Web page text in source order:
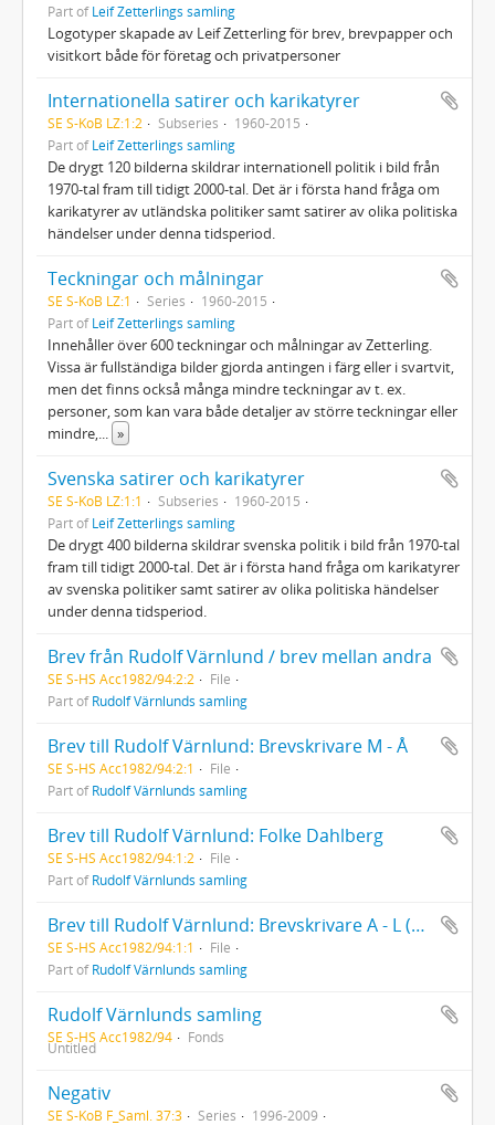
Part ofLeif Zetterlings samling
Logotyper skapade av Leif Zetterling för brev, brevpapper och
visitkort både för företag och privatpersoner
Internationella satirer och karikatyrer
SE S-KoB LZ:1:2 Subseries
1960-2015
Part ofLeif Zetterlings samling
De drygt 120 bilderna skildrar internationell politik i bild från
1970-tal fram till tidigt 2000-tal. Det är i första hand fråga om
karikatyrer av utländska politiker samt satirer av olika politiska
händelser under denna tidsperiod.
Teckningar och målningar
SE S-KoB LZ:1 Series
1960-2015
Part ofLeif Zetterlings samling
Innehåller över 600 teckningar och målningar av Zetterling.
Vissa är fullständiga bilder gjorda antingen i färg eller i svartvit,
men det finns också många mindre teckningar av t. ex.
personer, som kan vara både detaljer av större teckningar eller
mindre,
»
Svenska satirer och karikatyrer
SE S-KoB LZ:1:1 Subseries
1960-2015
Part ofLeif Zetterlings samling
De drygt 400 bilderna skildrar svenska politik i bild från 1970-tal
fram till tidigt 2000-tal. Det är i första hand fråga om karikatyrer
av svenska politiker samt satirer av olika politiska händelser
under denna tidsperiod.
Brev från Rudolf Värnlund / brev mellan andra
SE S-HS Acc1982/94:2:2
File
Part ofRudolf Värnlunds samling
Brev till Rudolf Värnlund: Brevskrivare M - Å
SE S-HS Acc1982/94:2:1
File
Part ofRudolf Värnlunds samling
Brev till Rudolf Värnlund: Folke Dahlberg
SE S-HS Acc1982/94:1:2
File
Part ofRudolf Värnlunds samling
Brev till Rudolf Värnlund: Brevskrivare A - L (Utom Folke Dahlberg)
SE S-HS Acc1982/94:1:1
File
Part ofRudolf Värnlunds samling
Rudolf Värnlunds samling
SE S-HS Acc1982/94 Fonds
Untitled
Negativ
SE S-KoB F_Saml. 37:3 Series
1996-2009